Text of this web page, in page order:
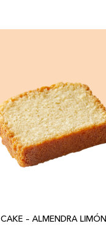
CAKE – ALMENDRA LIMÓN